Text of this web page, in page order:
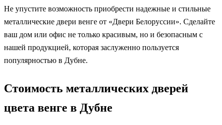
Не упустите возможность приобрести надежные и стильные
металлические двери венге от «Двери Белоруссии». Сделайте
ваш дом или офис не только красивым, но и безопасным с
нашей продукцией, которая заслуженно пользуется
популярностью в Дубне.
Стоимость металлических дверей
цвета венге в Дубне